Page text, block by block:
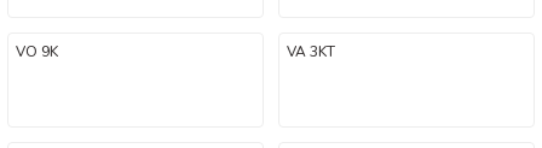
VO 9K VA 3KT